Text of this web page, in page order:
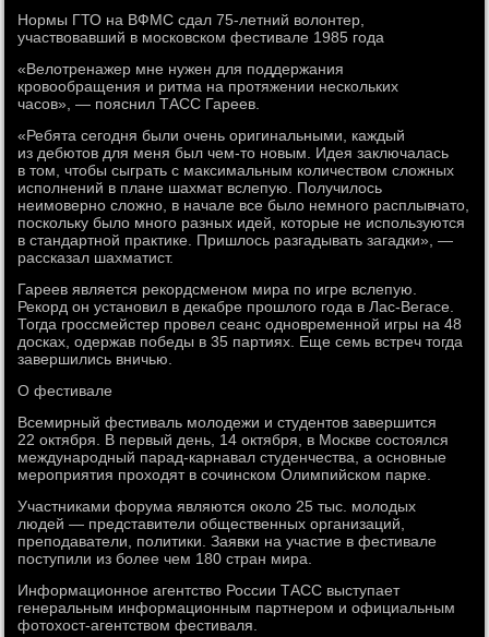
Нормы ГТО на ВФМС сдал 75-летний волонтер,
участвовавший в московском фестивале 1985 года
«Велотренажер мне нужен для поддержания
кровообращения и ритма на протяжении нескольких
часов», — пояснил ТАСС Гареев.
«Ребята сегодня были очень оригинальными, каждый
из дебютов для меня был чем-то новым. Идея заключалась
в том, чтобы сыграть с максимальным количеством сложных
исполнений в плане шахмат вслепую. Получилось
неимоверно сложно, в начале все было немного расплывчато,
поскольку было много разных идей, которые не используются
в стандартной практике. Пришлось разгадывать загадки», —
рассказал шахматист.
Гареев является рекордсменом мира по игре вслепую.
Рекорд он установил в декабре прошлого года в Лас-Вегасе.
Тогда гроссмейстер провел сеанс одновременной игры на 48
досках, одержав победы в 35 партиях. Еще семь встреч тогда
завершились вничью.
О фестивале
Всемирный фестиваль молодежи и студентов завершится
22 октября. В первый день, 14 октября, в Москве состоялся
международный парад-карнавал студенчества, а основные
мероприятия проходят в сочинском Олимпийском парке.
Участниками форума являются около 25 тыс. молодых
людей — представители общественных организаций,
преподаватели, политики. Заявки на участие в фестивале
поступили из более чем 180 стран мира.
Информационное агентство России ТАСС выступает
генеральным информационным партнером и официальным
фотохост-агентством фестиваля.